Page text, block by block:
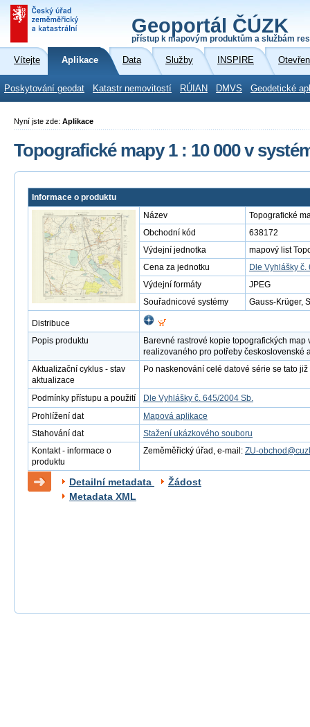
Geoportál ČÚZK
přístup k mapovým produktům a službám
Vítejte Aplikace Data Služby INSPIRE
Poskytování geodat Katastr nemovitostí RÚIAN DMVS Geodetické
Nyní jste zde: Aplikace
Topografické mapy 1 : 10 000 v
Informace o produktu
Název
Topografické
Obchodní kód
638172
Výdejní jednotka
mapový list
Cena za jednotku
Dle Vyhlášky č.
Výdejní formáty
JPEG
Souřadnicové systémy
Gauss-Krüger,
Distribuce
Popis produktu
Barevné rastrové kopie topografických
realizovaného pro potřeby československé
Aktualizační cyklus - stav
aktualizace
Po naskenování celé datové série se tato
Podmínky přístupu a použití
Dle Vyhlášky č. 645/2004 Sb.
Prohlížení dat
Mapová aplikace
Stahování dat
Stažení ukázkového souboru
Kontakt - informace o
produktu
Zeměměřický úřad, e-mail: ZU-
Detailní metadata
Žádost
Metadata XML